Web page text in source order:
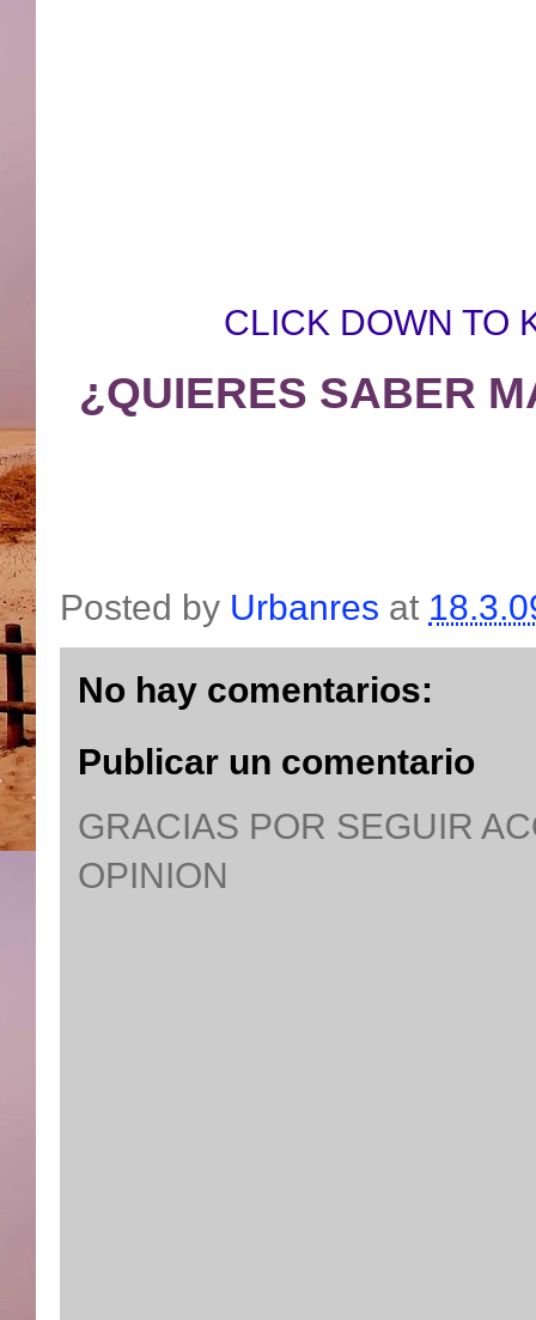
CLICK DOWN TO
¿QUIERES SABER
Posted by Urbanres at
No hay comentarios:
Publicar un comentario
GRACIAS POR SEGUIR
OPINION